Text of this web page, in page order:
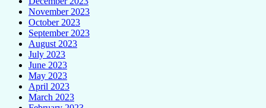
November 2023
October 2023
September 2023
August 2023
July 2023
June 2023
May 2023
April 2023
March 2023